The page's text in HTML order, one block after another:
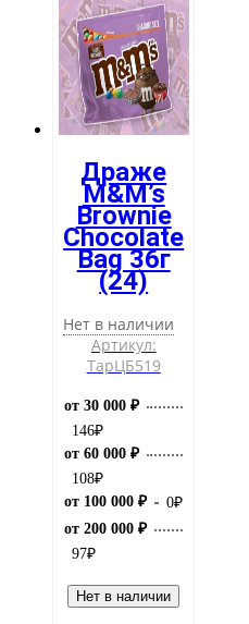
Драже
M&M’s
Brownie
Chocolate
Bag 36г
(24)
Нет в наличии
Артикул:
ТарЦБ519
от 30 000 ₽
146₽
от 60 000 ₽
108₽
от 100 000 ₽
0₽
от 200 000 ₽
97₽
Нет в наличии